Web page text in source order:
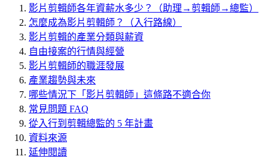
影片剪輯師各年資薪水多少？（助理→剪輯師→總監）
怎麼成為影片剪輯師？（入行路線）
影片剪輯的產業分類與薪資
自由接案的行情與經營
影片剪輯師的職涯發展
產業趨勢與未來
哪些情況下「影片剪輯師」這條路不適合你
常見問題 FAQ
從入行到剪輯總監的 5 年計畫
資料來源
延伸閱讀